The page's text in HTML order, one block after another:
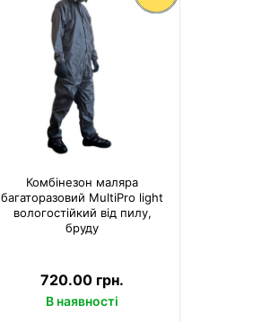
Комбінезон маляра
багаторазовий MultiPro light
вологостійкий від пилу,
бруду
720.00 грн.
В наявності